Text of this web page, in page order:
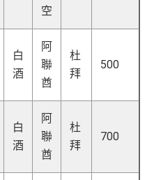
空
白
酒
阿
聯
酋
杜
拜
500
白
酒
阿
聯
酋
杜
拜
700